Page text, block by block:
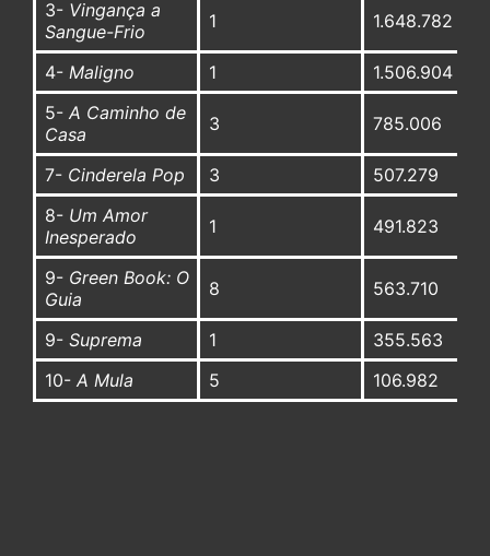
3- Vingança a
Sangue-Frio
1 1.648.782
4- Maligno 1
1.506.904
5- A Caminho de
Casa
3 785.006
7- Cinderela Pop 3
507.279
8- Um Amor
Inesperado
1 491.823
9- Green Book: O
Guia
8 563.710
9- Suprema 1
355.563
10- A Mula 5 106.982